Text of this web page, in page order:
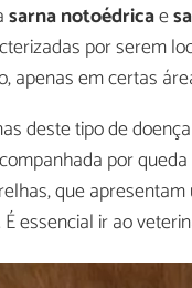
sarna notoédricae
por serem
apenas em certas
deste tipo de
por
que
essencial ir ao